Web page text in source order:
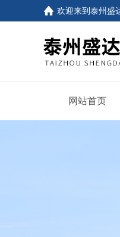
欢迎来到泰州盛
网站首页